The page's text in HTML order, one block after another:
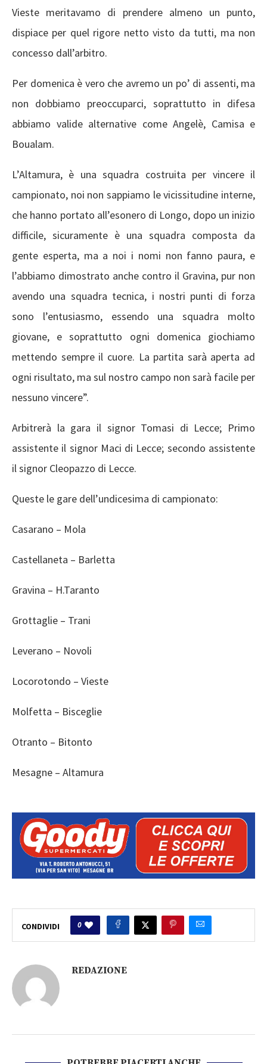
Vieste meritavamo di prendere almeno un punto,
dispiace per quel rigore netto visto da tutti, ma non
concesso dall’arbitro.
Per domenica è vero che avremo un po’ di assenti, ma
non dobbiamo preoccuparci, soprattutto in difesa
abbiamo valide alternative come Angelè, Camisa e
Boualam.
L’Altamura, è una squadra costruita per vincere il
campionato, noi non sappiamo le vicissitudine interne,
che hanno portato all’esonero di Longo, dopo un inizio
difficile, sicuramente è una squadra composta da
gente esperta, ma a noi i nomi non fanno paura, e
l’abbiamo dimostrato anche contro il Gravina, pur non
avendo una squadra tecnica, i nostri punti di forza
sono l’entusiasmo, essendo una squadra molto
giovane, e soprattutto ogni domenica giochiamo
mettendo sempre il cuore. La partita sarà aperta ad
ogni risultato, ma sul nostro campo non sarà facile per
nessuno vincere”.
Arbitrerà la gara il signor Tomasi di Lecce; Primo
assistente il signor Maci di Lecce; secondo assistente
il signor Cleopazzo di Lecce.
Queste le gare dell’undicesima di campionato:
Casarano – Mola
Castellaneta – Barletta
Gravina – H.Taranto
Grottaglie – Trani
Leverano – Novoli
Locorotondo – Vieste
Molfetta – Bisceglie
Otranto – Bitonto
Mesagne – Altamura
CONDIVIDI 0
REDAZIONE